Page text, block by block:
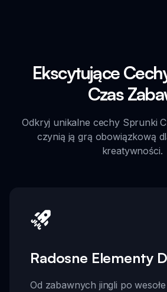
Ekscytujące
Czas
Odkryj unikalne cechy Sprunki
czynią ją grą obowiązkową
kreatywności.
Radosne Elementy
Od zabawnych jingli po